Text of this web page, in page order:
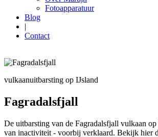
Fotoapparatuur
Blog
|
Contact
vulkaanuitbarsting op IJsland
Fagradalsfjall
De uitbarsting van de Fagradalsfjall vulkaan
van inactiviteit - voorbij verklaard. Bekijk hier